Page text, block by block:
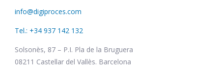
info@digiproces.com
Tel.: +34 937 142 132
Solsonès, 87 – P.I. Pla de la Bruguera
08211 Castellar del Vallès. Barcelona